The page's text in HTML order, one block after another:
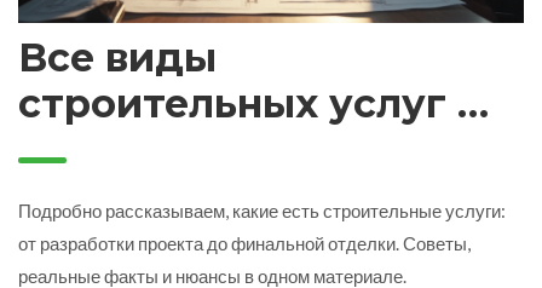
Все виды
строительных услуг —
что входит в спектр
современного ремонта
и строительства
Подробно рассказываем, какие есть строительные услуги:
от разработки проекта до финальной отделки. Советы,
реальные факты и нюансы в одном материале.